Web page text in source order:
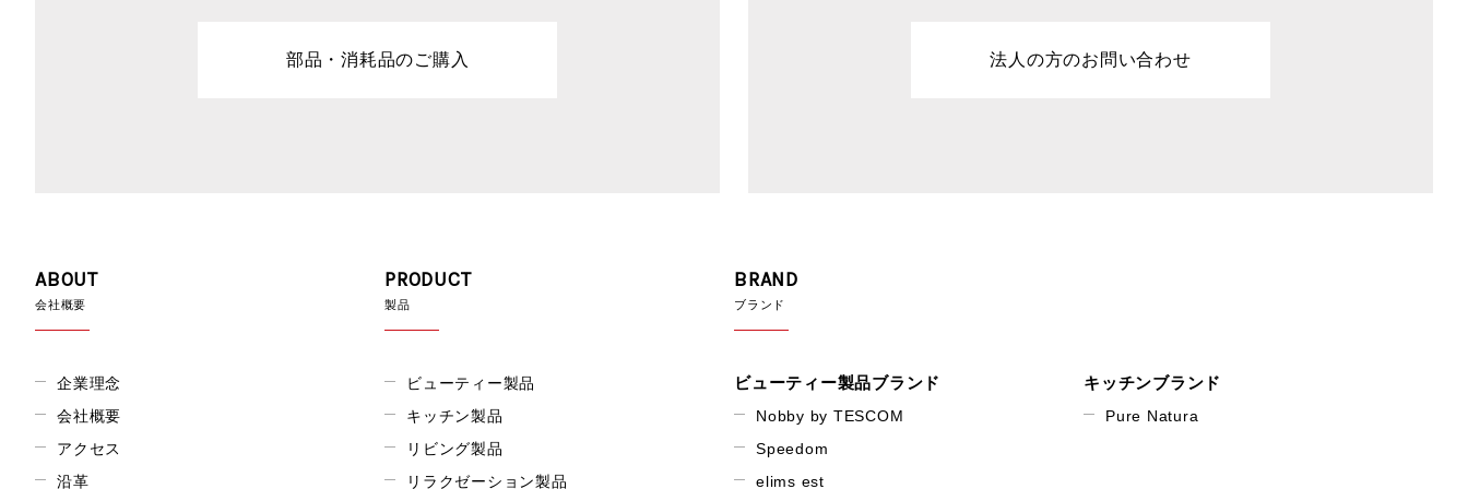
部品・消耗品のご購入 法人の方のお問い合わせ
ABOUT
会社概要
企業理念
会社概要
アクセス
沿革
PRODUCT
製品
ビューティー製品
キッチン製品
リビング製品
リラクゼーション製品
BRAND
ブランド
ビューティー製品ブランド
Nobby by TESCOM
Speedom
elims est
キッチンブランド
Pure Natura